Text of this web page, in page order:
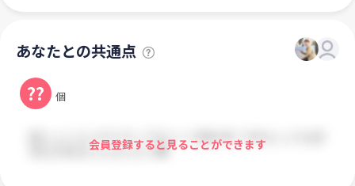
あなたとの共通点
?? 個
会員登録すると見ることができます